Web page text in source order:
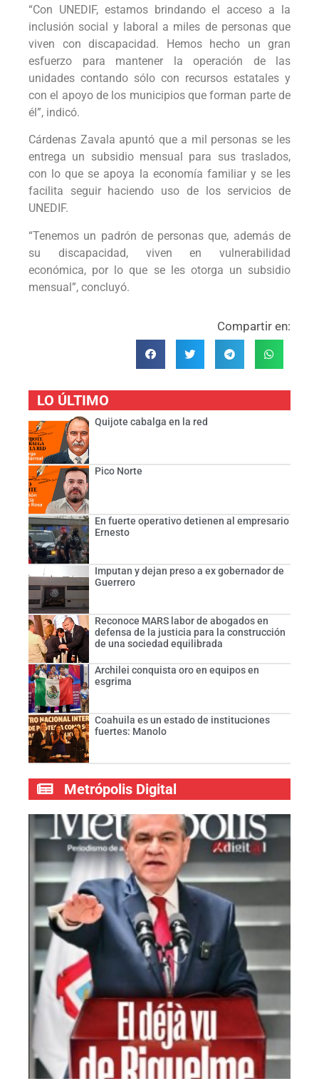
“Con UNEDIF, estamos brindando el acceso a la
inclusión social y laboral a miles de personas que
viven con discapacidad. Hemos hecho un gran
esfuerzo para mantener la operación de las
unidades contando sólo con recursos estatales y
con el apoyo de los municipios que forman parte de
él”, indicó.
Cárdenas Zavala apuntó que a mil personas se les
entrega un subsidio mensual para sus traslados,
con lo que se apoya la economía familiar y se les
facilita seguir haciendo uso de los servicios de
UNEDIF.
“Tenemos un padrón de personas que, además de
su discapacidad, viven en vulnerabilidad
económica, por lo que se les otorga un subsidio
mensual”, concluyó.
Compartir en:
LO ÚLTIMO
Quijote cabalga en la red
Pico Norte
En fuerte operativo detienen al empresario
Ernesto
Imputan y dejan preso a ex gobernador de
Guerrero
Reconoce MARS labor de abogados en
defensa de la justicia para la construcción
de una sociedad equilibrada
Archilei conquista oro en equipos en
esgrima
Coahuila es un estado de instituciones
fuertes: Manolo
Metrópolis Digital